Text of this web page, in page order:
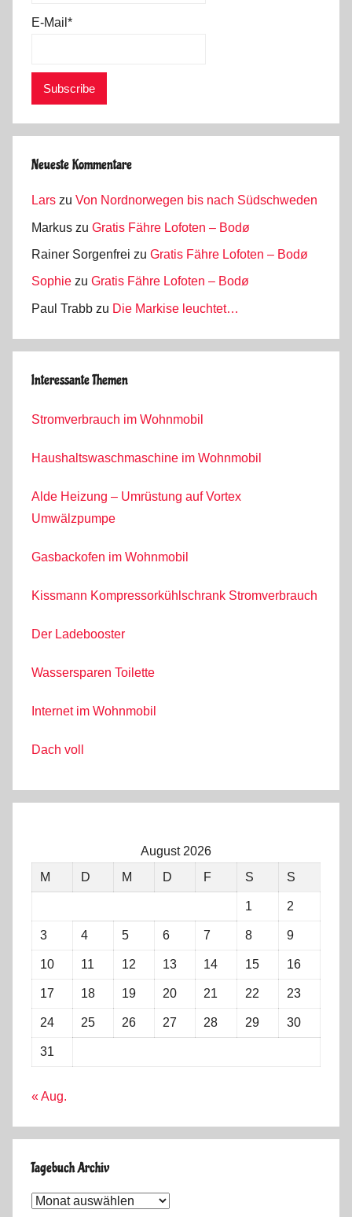
E-Mail*
Neueste Kommentare
Lars zu Von Nordnorwegen bis nach Südschweden
Markus zu Gratis Fähre Lofoten – Bodø
Rainer Sorgenfrei zu Gratis Fähre Lofoten – Bodø
Sophie zu Gratis Fähre Lofoten – Bodø
Paul Trabb zu Die Markise leuchtet…
Interessante Themen
Stromverbrauch im Wohnmobil
Haushaltswaschmaschine im Wohnmobil
Alde Heizung – Umrüstung auf Vortex
Umwälzpumpe
Gasbackofen im Wohnmobil
Kissmann Kompressorkühlschrank Stromverbrauch
Der Ladebooster
Wassersparen Toilette
Internet im Wohnmobil
Dach voll
August 2026
M
D M D F S S
1 2
3 4 5 6 7 8 9
10 11 12 13 14 15 16
17 18 19 20 21 22 23
24 25 26 27 28 29 30
31
« Aug.
Tagebuch Archiv
Tagebuch